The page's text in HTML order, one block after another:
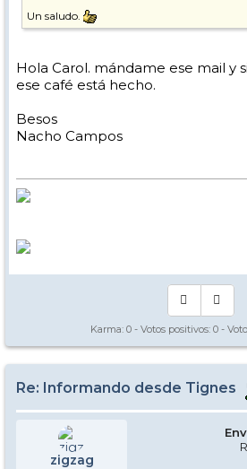
Un saludo.
Hola Carol. mándame ese mail y
ese café está hecho.
Besos
Nacho Campos
Karma: 0 - Votos positivos: 0 -
Re: Informando desde Tignes
zigzag